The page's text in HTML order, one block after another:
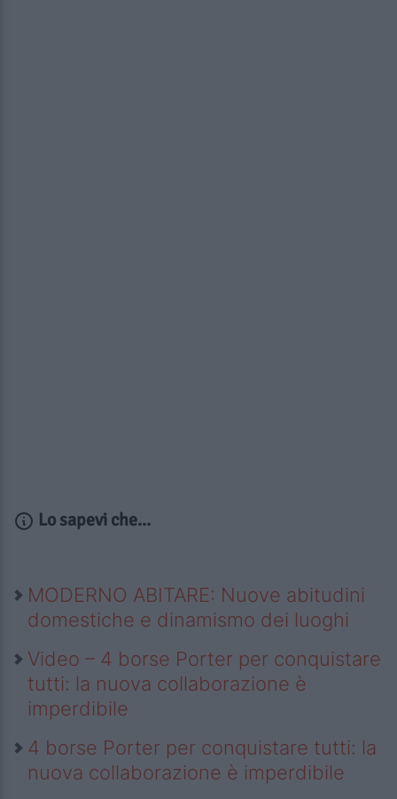
Lo sapevi che...
MODERNO ABITARE: Nuove abitudini
domestiche e dinamismo dei luoghi
Video – 4 borse Porter per conquistare
tutti: la nuova collaborazione è
imperdibile
4 borse Porter per conquistare tutti: la
nuova collaborazione è imperdibile